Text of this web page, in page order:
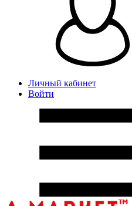
Личный кабинет
Войти